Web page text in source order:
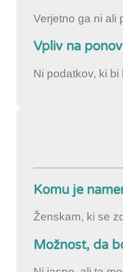
Verjetno ga ni ali
Vpliv na
Ni podatkov, ki
Komu je
Ženskam, ki se
Možnost, da